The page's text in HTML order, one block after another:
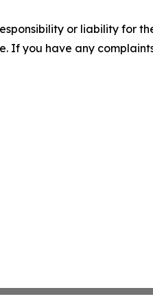
or liability for
If you have any